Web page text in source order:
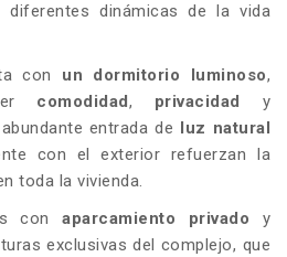
dinámicas de la vida
con un dormitorio luminoso,
comodidad , privacidad
y
entrada de
luz natural
con el exterior refuerzan la
toda la vivienda.
conaparcamiento privado y
exclusivas del complejo, que